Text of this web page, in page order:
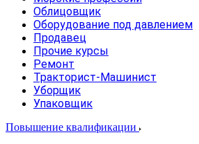
Облицовщик
Оборудование под давлением
Продавец
Прочие курсы
Ремонт
Тракторист-Машинист
Уборщик
Упаковщик
Повышение квалификации